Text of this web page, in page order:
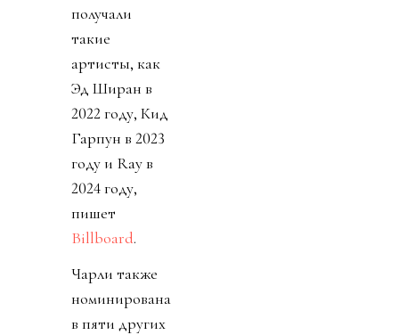
получали
такие
артисты, как
Эд Ширан в
2022 году, Кид
Гарпун в 2023
году и Ray в
2024 году,
пишет
Billboard.
Чарли также
номинирована
в пяти других